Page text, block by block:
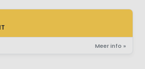
Meer info »